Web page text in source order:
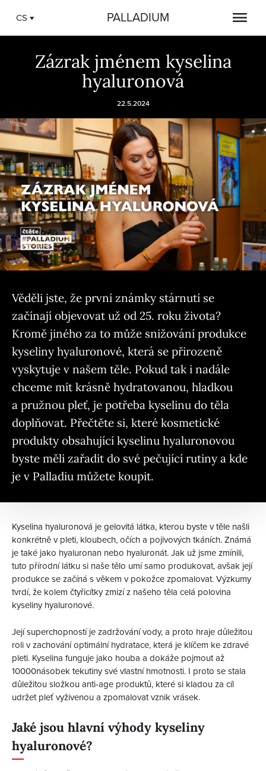
CS PALLADIUM
Zázrak jménem kyselina
hyaluronová
22.5.2024
Věděli jste, že první známky stárnutí se
začínají objevovat už od 25. roku života?
Kromě jiného za to může snižování produkce
kyseliny hyaluronové, která se přirozeně
vyskytuje v našem těle. Pokud tak i nadále
chceme mít krásně hydratovanou, hladkou
a pružnou pleť, je potřeba kyselinu do těla
doplňovat. Přečtěte si, které kosmetické
produkty obsahující kyselinu hyaluronovou
byste měli zařadit do své pečující rutiny a kde
je v Palladiu můžete koupit.
Kyselina hyaluronová je gelovitá látka, kterou byste v těle našli
konkrétně v pleti, kloubech, očích a pojivových tkáních. Známá
je také jako hyaluronan nebo hyaluronát. Jak už jsme zmínili,
tuto přírodní látku si naše tělo umí samo produkovat, avšak její
produkce se začíná s věkem v pokožce zpomalovat. Výzkumy
tvrdí, že kolem čtyřicítky zmizí z našeho těla celá polovina
kyseliny hyaluronové.
Její superchopností je zadržování vody, a proto hraje důležitou
roli v zachování optimální hydratace, která je klíčem ke zdravé
pleti. Kyselina funguje jako houba a dokáže pojmout až
10000násobek tekutiny své vlastní hmotnosti. I proto se stala
důležitou složkou anti-age produktů, které si kladou za cíl
udržet pleť vyživenou a zpomalovat vznik vrásek.
Jaké jsou hlavní výhody kyseliny
hyaluronové?